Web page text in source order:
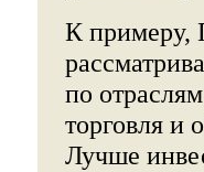
К примеру,
по
торговля и
Лучше